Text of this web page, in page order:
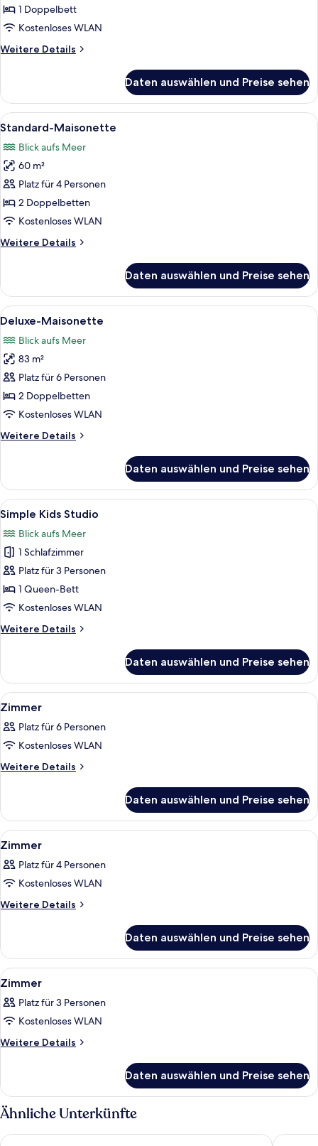
1 Doppelbett
Kostenloses WLAN
Weitere Details
Weitere
Daten auswählen und Preise sehen
Alle
Fotos
für
Standard-
Maisonette
anzeigen
Ein modernes Schlafzimmer mit
15
Standard-Maisonette
Blick aufs Meer
60 m²
Platz für 4 Personen
2 Doppelbetten
Kostenloses WLAN
Weitere Details
Weitere
Maisonette
Daten auswählen und Preise sehen
Alle
Fotos
für
Deluxe-
Maisonette
anzeigen
Ein modernes Wohnzimmer mit
20
Deluxe-Maisonette
Blick aufs Meer
83 m²
Platz für 6 Personen
2 Doppelbetten
Kostenloses WLAN
Weitere Details
Weitere
Maisonette
Daten auswählen und Preise sehen
Alle
Fotos
für
Simple
Kids
Studio
anzeigen
Ein Bett mit Blick auf einen
11
Simple Kids Studio
Blick aufs Meer
1 Schlafzimmer
Platz für 3 Personen
1 Queen-Bett
Kostenloses WLAN
Weitere Details
Weitere
Kids
Studio
Daten auswählen und Preise sehen
Alle
Fotos
für
Zimmer
anzeigen
Ein Zimmer mit großem Fenster,
19
Zimmer
Platz für 6 Personen
Kostenloses WLAN
Weitere Details
Weitere
Daten auswählen und Preise sehen
Alle
Fotos
für
Zimmer
anzeigen
Ein Schlafzimmer mit großem
13
Zimmer
Platz für 4 Personen
Kostenloses WLAN
Weitere Details
Weitere
Daten auswählen und Preise sehen
Alle
Fotos
für
Zimmer
anzeigen
Ein Schlafzimmer mit Bett, Tisch,
11
Zimmer
Platz für 3 Personen
Kostenloses WLAN
Weitere Details
Weitere
Daten auswählen und Preise sehen
Ähnliche Unterkünfte
Hotel The Grang Jungmun Grand